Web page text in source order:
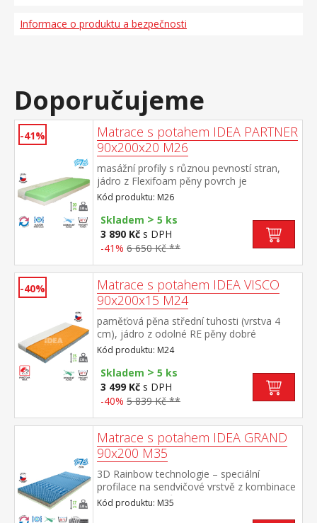
Informace o produktu a bezpečnosti
Doporučujeme
-41%
Matrace s potahem IDEA PARTNER
90x200x20 M26
masážní profily s různou pevností stran,
jádro z Flexifoam pěny povrch je
vyprofilován do 7 anatomických zón na
obou stranách tvrdá (bílá) a měkká (světle
zelená) strana vhodná pro všechny typy
roštů vhodná pro alergiky, potah
snímatelný a pratelný do 60 °C doporučená
Kód produktu: M26
Skladem > 5 ks
3 890 Kč s DPH
-41% 6 650 Kč **
-40%
Matrace s potahem IDEA VISCO
90x200x15 M24
paměťová pěna střední tuhosti (vrstva 4
cm), jádro z odolné RE pěny dobré
ortopedické vlastností a dlouhá životnost
matrace vhodná pro všechny typy roštů
potah prodyšný, vyrobený ze dvou částí,
snímatelný a pratelný do 60 °C doporučená
nosnost do 130 kg
Kód produktu: M24
Skladem > 5 ks
3 499 Kč s DPH
-40% 5 839 Kč **
Matrace s potahem IDEA GRAND
90x200 M35
3D Rainbow technologie – speciální
profilace na sendvičové vrstvě z kombinace
Flexifoam pěn různých vlastností a tuhostí,
která zajišťuje komfort, vzdušnost,
Kód produktu: M35